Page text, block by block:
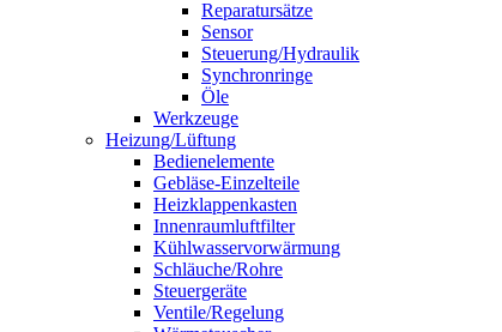
Reparatursätze
Sensor
Steuerung/Hydraulik
Synchronringe
Öle
Werkzeuge
Heizung/Lüftung
Bedienelemente
Gebläse-Einzelteile
Heizklappenkasten
Innenraumluftfilter
Kühlwasservorwärmung
Schläuche/Rohre
Steuergeräte
Ventile/Regelung